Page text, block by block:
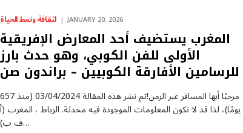
لثقافة ونمط الحياة JANUARY 20, 2026
المغرب يستضيف أحد المعارض الإفريقية
الأولى للفن الكوبي، وهو حدث بارز
للرسامين الأفارقة الكوبيين – براندون صن
مرحبًا أيها المسافر عبر الزمن!تم نشر هذه المقالة 03/04/2024 (منذ 657
يومًا)، لذا قد لا تكون المعلومات الموجودة فيه محدثة. الرباط ، المغرب (أ
ف ب)…